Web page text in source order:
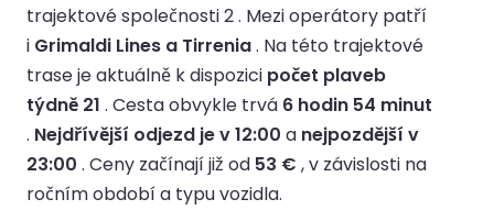
trajektové společnosti 2 . Mezi operátory patří
i Grimaldi Lines a Tirrenia. Na této trajektové
trase je aktuálně k dispozici počet plaveb
týdně 21 . Cesta obvykle trvá 6 hodin 54 minut
. Nejdřívější odjezd je v 12:00 a nejpozdější v
23:00 . Ceny začínají již od 53 € , v závislosti na
ročním období a typu vozidla.